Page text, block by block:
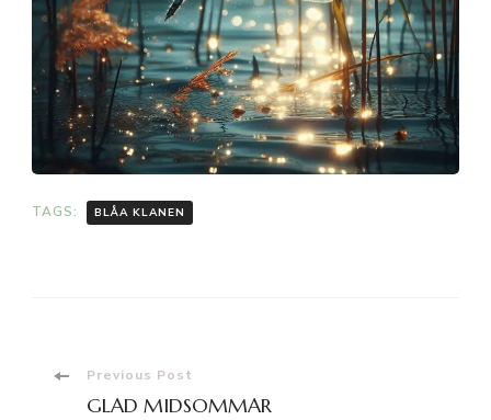
TAGS: BLÅA KLANEN
PostPrevious Post
GLAD MIDSOMMAR